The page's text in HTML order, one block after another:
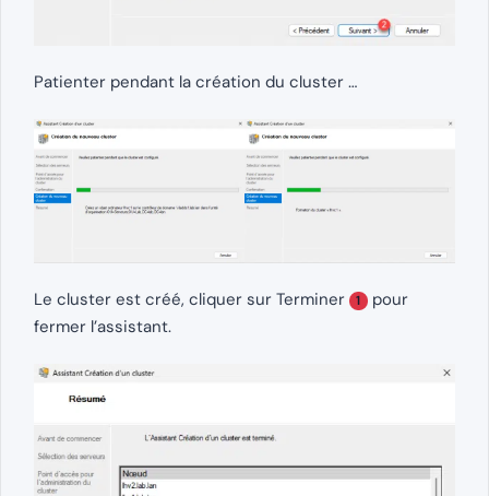
Patienter pendant la création du cluster …
Le cluster est créé, cliquer sur Terminer 1 pour
fermer l’assistant.